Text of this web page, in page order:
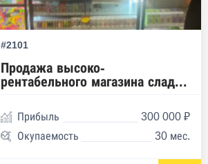
#2101
Продажа высоко-
рентабельного магазина слад...
Прибыль
300 000 ₽
Окупаемость
30 мес.